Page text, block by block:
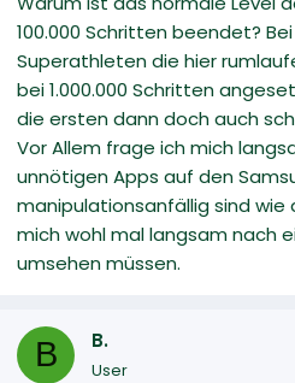
100.000 Schritten beendet?
Superathleten die hier
bei 1.000.000 Schritten
die ersten dann doch auch
Vor Allem frage ich mich
unnötigen Apps auf den
manipulationsanfällig sind wie
mich wohl mal langsam nach
umsehen müssen.
B B.
User